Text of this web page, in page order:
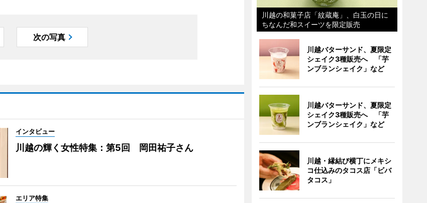
次の写真
インタビュー
川越の輝く女性特集：第5回 岡田祐子さん
エリア特集
川越の和菓子店「紋蔵庵」、白玉の日に
ちなんだ和スイーツを限定販売
川越バターサンド、夏限定
シェイク3種販売へ 「芋
ンブランシェイク」など
川越バターサンド、夏限定
シェイク3種販売へ 「芋
ンブランシェイク」など
川越・縁結び横丁にメキシ
コ仕込みのタコス店「ビバ
タコス」